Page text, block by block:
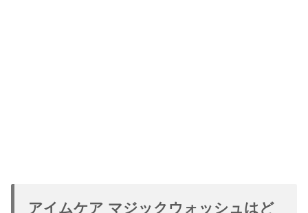
アイムケア マジックウォッシュはど